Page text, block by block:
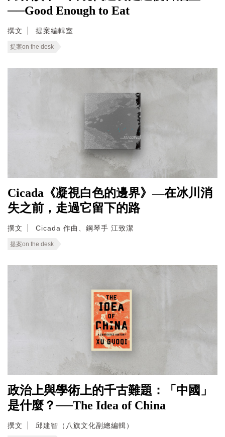
──Good Enough to Eat
撰文 提案編輯室
提案on the desk
Cicada《凝視白色的邊界》—在冰川消
失之前，走過它留下的路
撰文 Cicada 作曲、鋼琴手 江致潔
提案on the desk
政治上與學術上的千古難題：「中國」
是什麼？──The Idea of China
撰文 邱建智（八旗文化副總編輯）